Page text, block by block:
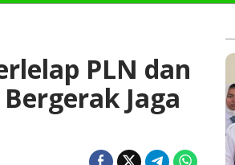
PLN dan
Jaga